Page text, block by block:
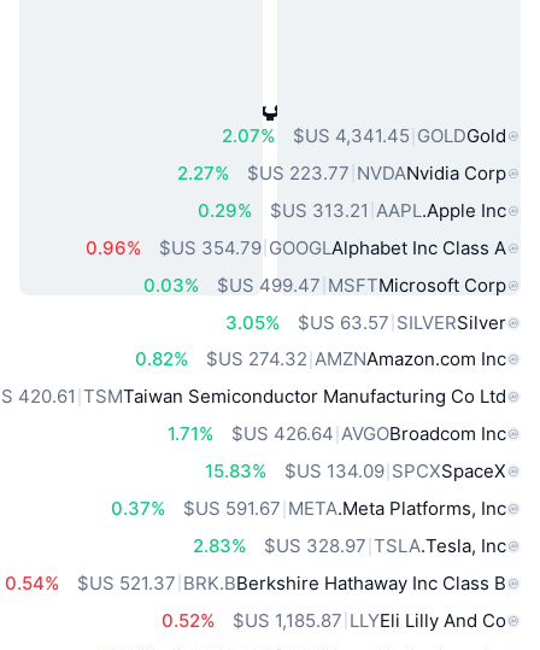
أصول العالم الحقيقي الشائعة
Gold
GOLD
2.07%
Nvidia Corp
NVDA
2.27%
Apple Inc.
AAPL
0.29%
Alphabet Inc Class A
GOOGL
‏354.79 US$
0.96%
Microsoft Corp
MSFT
0.03%
Silver
SILVER
3.05%
Amazon.com Inc
AMZN
0.82%
Taiwan Semiconductor Manufacturing Co Ltd
TSM
Broadcom Inc
AVGO
1.71%
SpaceX
SPCX
‏134.09 US$
15.83%
Meta Platforms, Inc.
META
0.37%
Tesla, Inc.
TSLA
2.83%
Berkshire Hathaway Inc Class B
BRK.B
0.54%
Eli Lilly And Co
LLY
0.52%